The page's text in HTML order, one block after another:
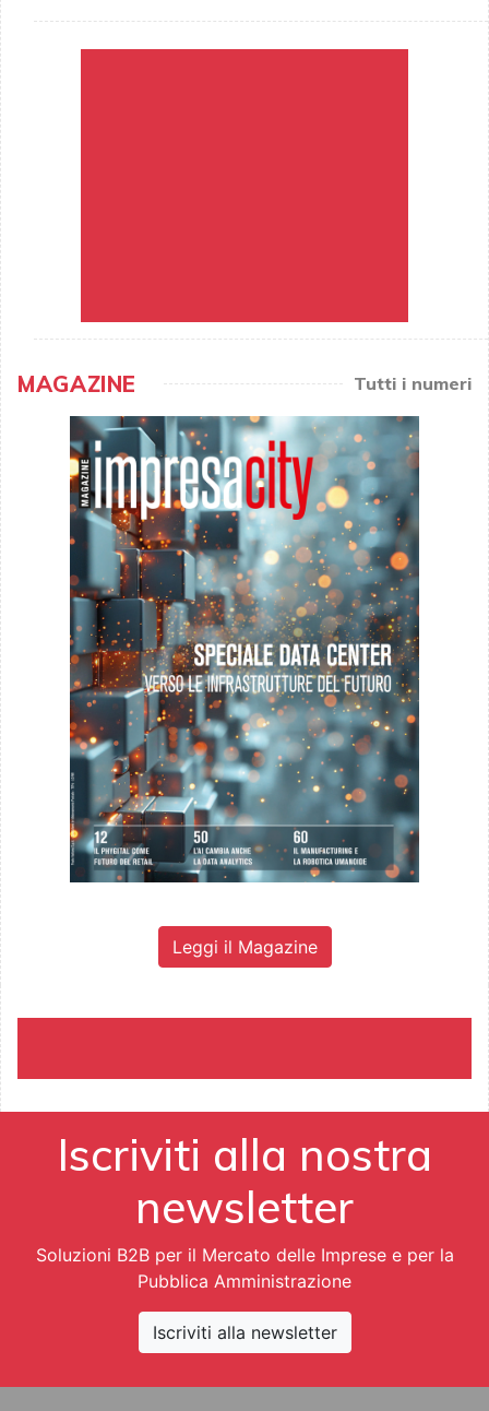
MAGAZINE Tutti i numeri
Leggi il Magazine
Iscriviti alla nostra
newsletter
Soluzioni B2B per il Mercato delle Imprese e per la
Pubblica Amministrazione
Iscriviti alla newsletter